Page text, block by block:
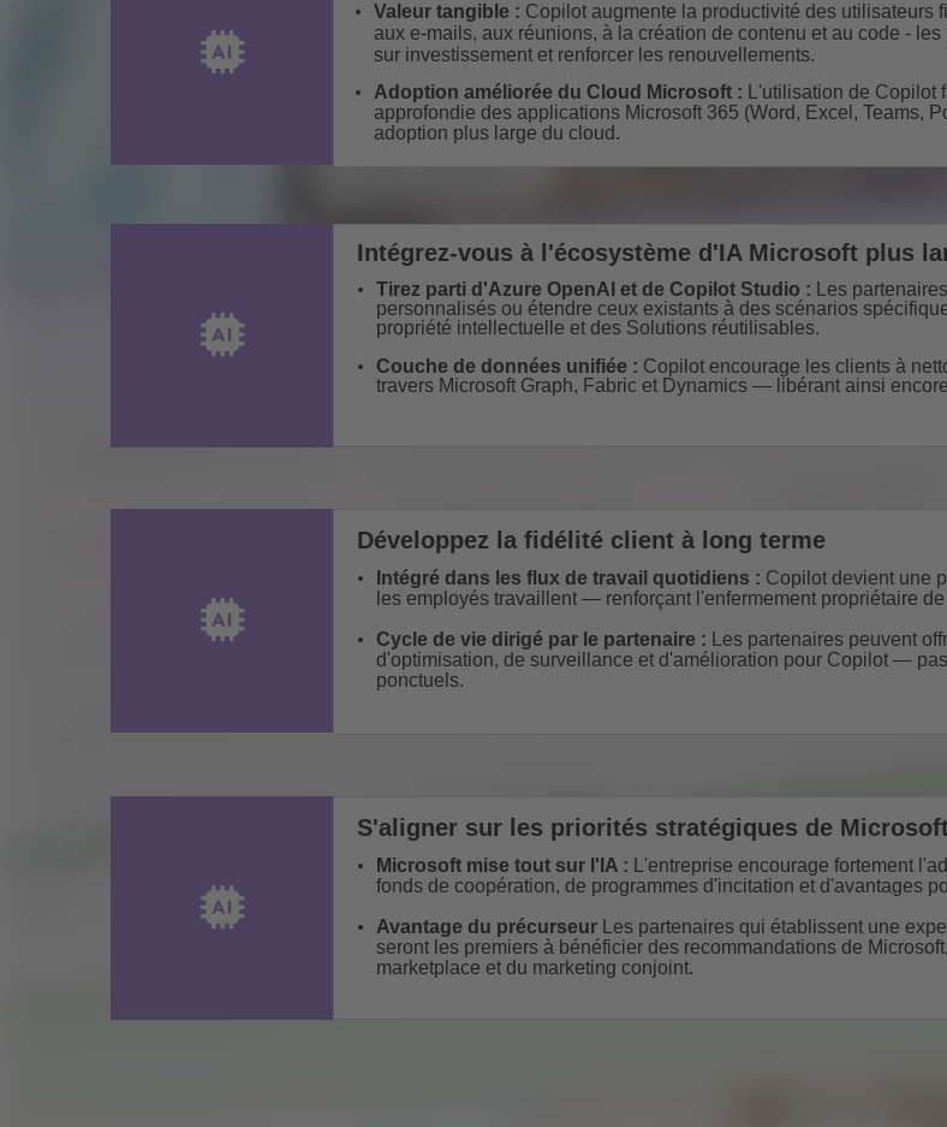
Valeur tangible : Copilot augmente la productivité des utilisateurs
aux e-mails, aux réunions, à la création de contenu et au code -
sur investissement et renforcer les renouvellements.
Adoption améliorée du Cloud Microsoft :
L'utilisation de
approfondie des applications Microsoft 365 (Word, Excel, Teams,
adoption plus large du cloud.
Intégrez-vous à l'écosystème d'IA Microsoft plus
Tirez parti d'Azure OpenAI et de Copilot Studio :
Les
personnalisés ou étendre ceux existants à des scénarios
propriété intellectuelle et des Solutions réutilisables.
Couche de données unifiée : Copilot encourage les clients à
travers Microsoft Graph, Fabric et Dynamics — libérant ainsi
Développez la fidélité client à long terme
Intégré dans les flux de travail quotidiens : Copilot devient une
les employés travaillent — renforçant l'enfermement propriétaire
Cycle de vie dirigé par le partenaire :
Les partenaires peuvent
d'optimisation, de surveillance et d'amélioration pour Copilot —
ponctuels.
S'aligner sur les priorités stratégiques de
Microsoft mise tout sur l'IA :
L'entreprise encourage fortement
fonds de coopération, de programmes d'incitation et d'avantages
Avantage du précurseur
Les partenaires qui établissent une
seront les premiers à bénéficier des recommandations de
marketplace et du marketing conjoint.